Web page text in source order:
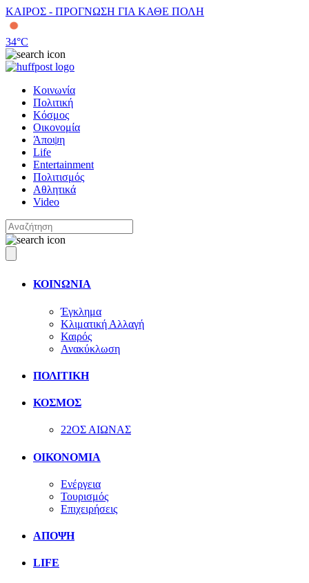
ΚΑΙΡΟΣ - ΠΡΟΓΝΩΣΗ ΓΙΑ ΚΑΘΕ ΠΟΛΗ
34°C
Κοινωνία
Πολιτική
Κόσμος
Οικονομία
Άποψη
Life
Entertainment
Πολιτισμός
Αθλητικά
Video
ΚΟΙΝΩΝΙΑ
Έγκλημα
Κλιματική Αλλαγή
Καιρός
Ανακύκλωση
ΠΟΛΙΤΙΚΗ
ΚΟΣΜΟΣ
22ΟΣ ΑΙΩΝΑΣ
ΟΙΚΟΝΟΜΙΑ
Ενέργεια
Τουρισμός
Επιχειρήσεις
ΑΠΟΨΗ
LIFE